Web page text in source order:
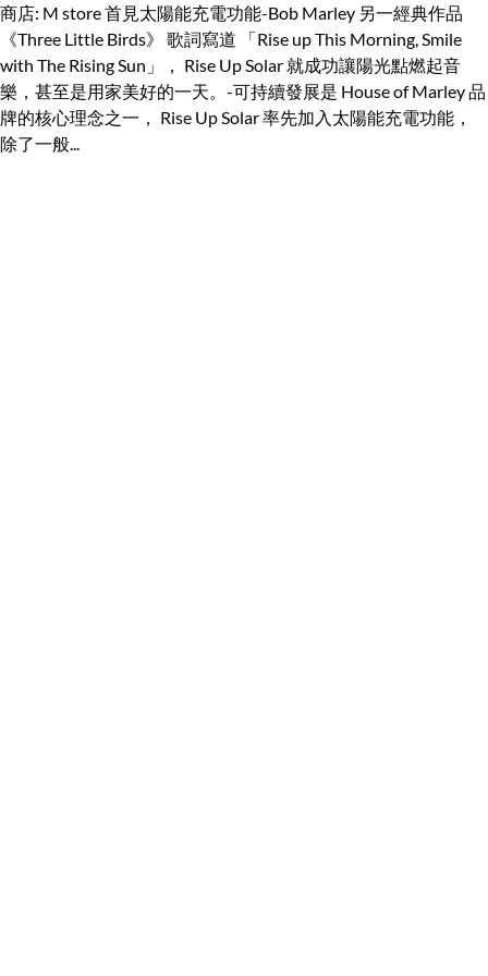
商店: M store 首見太陽能充電功能-Bob Marley 另一經典作品
《Three Little Birds》 歌詞寫道 「Rise up This Morning, Smile
with The Rising Sun」， Rise Up Solar 就成功讓陽光點燃起音
樂，甚至是用家美好的一天。-可持續發展是 House of Marley 品
牌的核心理念之一， Rise Up Solar 率先加入太陽能充電功能，
除了一般...